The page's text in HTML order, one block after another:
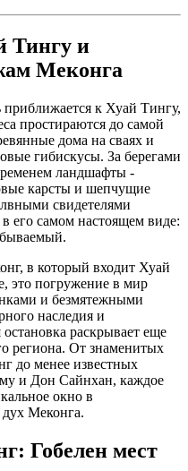
Тингу и
Меконга
приближается к Хуай Тингу,
простираются до самой
дома на сваях и
гибискусы. За берегами
ландшафты -
карсты и шепчущие
свидетелями
в его самом настоящем виде:
в который входит Хуай
это погружение в мир
и безмятежными
наследия и
раскрывает еще
региона. От знаменитых
до менее известных
и Дон Сайнхан, каждое
окно в
Меконга.
Гобелен мест